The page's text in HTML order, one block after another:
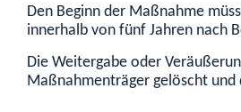
Den Beginn der Maßnahme
innerhalb von fünf Jahren nach
Die Weitergabe oder
Maßnahmenträger gelöscht